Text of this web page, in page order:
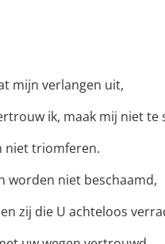
mijn verlangen uit,
ik, maak mij niet te
niet triomferen.
worden niet beschaamd,
zij die U achteloos